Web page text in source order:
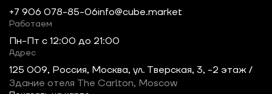
+7 906 078-85-06info@cube.market
Работаем
Пн-Пт c 12:00 до 21:00
Адрес
125 009, Россия, Москва, ул. Тверская, 3, -2 этаж /
Здание отеля The Carlton, Moscow